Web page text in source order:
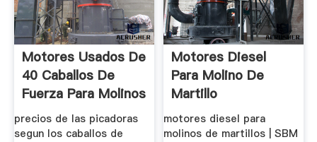
Motores Usados De
40 Caballos De
Fuerza Para Molinos
precios de las picadoras
segun los caballos de
Motores Diesel
Para Molino De
Martillo
motores diesel para
molinos de martillos | SBM